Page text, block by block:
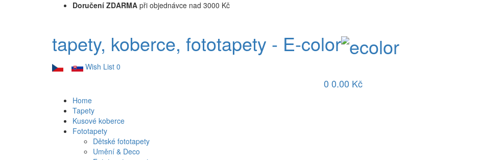
Doručení ZDARMA při objednávce nad 3000 Kč
tapety, koberce, fototapety - E-color
Wish List 0
0 0.00 Kč
Home
Tapety
Kusové koberce
Fototapety
Dětské fototapety
Umění & Deco